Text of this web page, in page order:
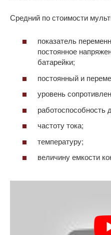
Средний по стоимости
показатель
постоянное
батарейки;
постоянный и
уровень
работоспособность
частоту тока;
температуру;
величину емкости